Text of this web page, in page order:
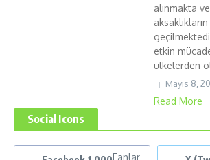
alınmakta
etkin
ülkelerden
Mayıs 8,
Read More
Social Icons
Fanlar